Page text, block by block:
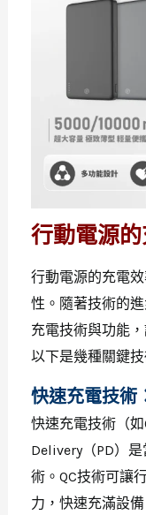
行動電源
行動電源的充電
性。隨著技術的
充電技術與功能
以下是幾種關鍵
快速充電技術
快速充電技術（
Delivery（PD）
術。QC技術可讓
力，快速充滿設